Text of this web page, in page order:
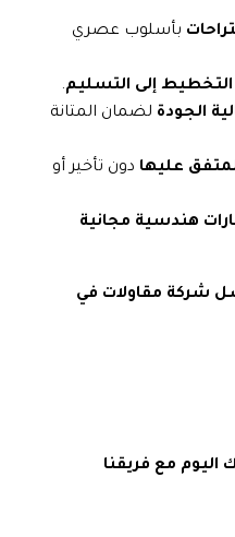
بأسلوب عصري
التخطيط إلى التسليم.
الجودة لضمان المتانة
عليها دون تأخير أو
هندسية مجانية
شركة مقاولات في
اليوم مع فريقنا